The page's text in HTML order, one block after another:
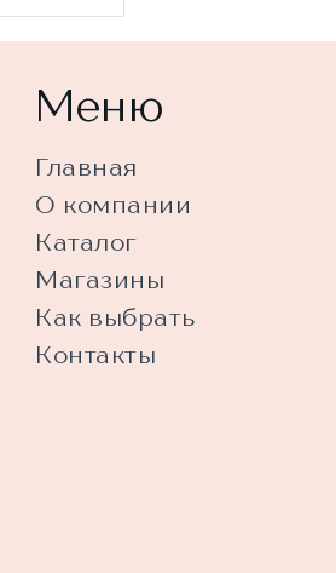
Меню
Главная
О компании
Каталог
Магазины
Как выбрать
Контакты